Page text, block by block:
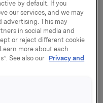
og kunnskap
leder for kontoret
i India har økt siden
I år venter
50 millioner kroner i
by default. If you
our services, and we may
advertising. This may
in social media and
or reject different cookie
more about each
See also our Privacy and